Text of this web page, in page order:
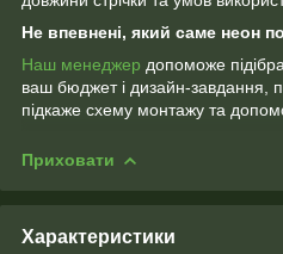
Не впевнені, який саме неон
Наш менеджер допоможе
ваш бюджет і дизайн-завдання,
підкаже схему монтажу та
Приховати
Характеристики